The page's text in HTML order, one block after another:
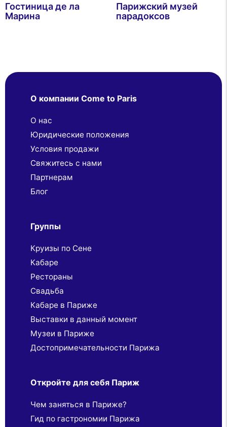
Гостиница де ла
Марина
Парижский музей
парадоксов
О компании Come to Paris
О нас
Юридические положения
Условия продажи
Свяжитесь с нами
Партнерaм
Блог
Группы
Круизы по Сене
Кабаре
Рестораны
Свадьба
Кабаре в Париже
Выставки в данный момент
Музеи в Париже
Достопримечательности Парижа
Откройте для себя Париж
Чем заняться в Париже?
Гид по гастрономии Парижа